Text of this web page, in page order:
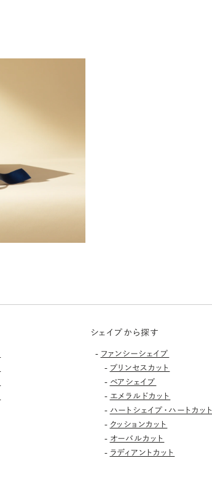
シェイプから探す
- ファンシーシェイプ
- プリンセスカット
- ペアシェイプ
- エメラルドカット
- ハートシェイプ・ハートカット
- クッションカット
- オーバルカット
- ラディアントカット